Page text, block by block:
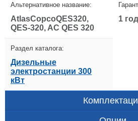
Альтернативное название:
AtlasCopcoQES320,
QES-320, AC QES 320
1 год
Раздел каталога:
Дизельные
электростанции 300
кВт